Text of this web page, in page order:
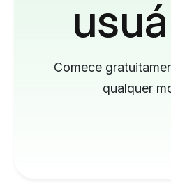
Comece
qualquer